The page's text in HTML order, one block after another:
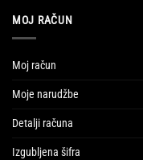
MOJ RAČUN
Moj račun
Moje narudžbe
Detalji računa
Izgubljena šifra